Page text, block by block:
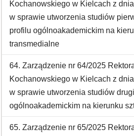
Kochanowskiego w Kielcach z
w sprawie utworzenia studiów
profilu ogólnoakademickim na
transmedialne
64. Zarządzenie nr 64/2025
Kochanowskiego w Kielcach z
w sprawie utworzenia studiów
ogólnoakademickim na kierunku
65. Zarządzenie nr 65/2025